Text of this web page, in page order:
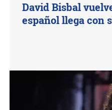
David Bisbal
español llega con